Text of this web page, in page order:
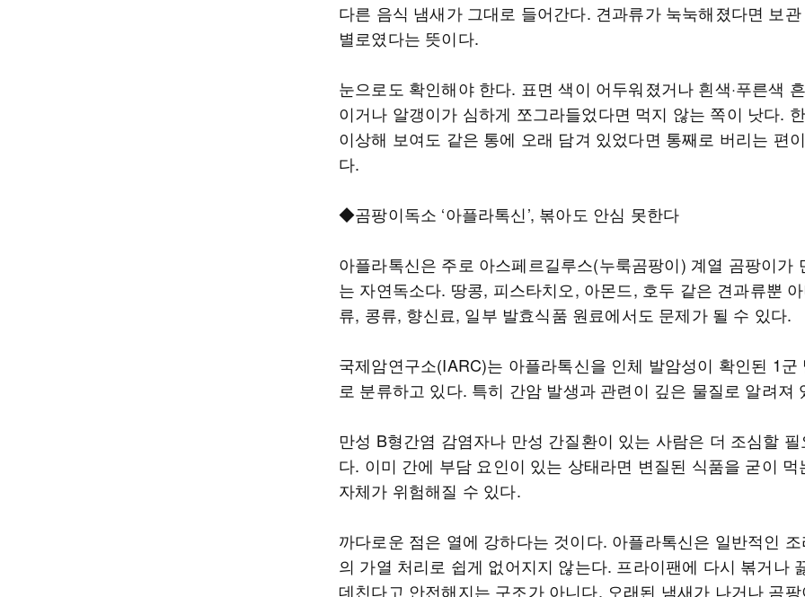
다른 음식 냄새가 그대로 들어간다. 견과류가 눅눅해졌다면 보
별로였다는 뜻이다.
눈으로도 확인해야 한다. 표면 색이 어두워졌거나 흰색·푸른색
이거나 알갱이가 심하게 쪼그라들었다면 먹지 않는 쪽이 낫다.
이상해 보여도 같은 통에 오래 담겨 있었다면 통째로 버리는 편
다.
◆곰팡이독소 ‘아플라톡신’, 볶아도 안심 못한다
아플라톡신은 주로 아스페르길루스(누룩곰팡이) 계열 곰팡이가
는 자연독소다. 땅콩, 피스타치오, 아몬드, 호두 같은 견과류뿐
류, 콩류, 향신료, 일부 발효식품 원료에서도 문제가 될 수 있다.
국제암연구소(IARC)는 아플라톡신을 인체 발암성이 확인된 1군
로 분류하고 있다. 특히 간암 발생과 관련이 깊은 물질로 알려져
만성 B형간염 감염자나 만성 간질환이 있는 사람은 더 조심할 필
다. 이미 간에 부담 요인이 있는 상태라면 변질된 식품을 굳이 먹
자체가 위험해질 수 있다.
까다로운 점은 열에 강하다는 것이다. 아플라톡신은 일반적인 조
의 가열 처리로 쉽게 없어지지 않는다. 프라이팬에 다시 볶거나
데친다고 안전해지는 구조가 아니다. 오래된 냄새가 나거나 곰팡